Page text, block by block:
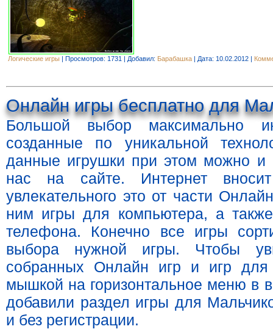
Логические игры | Просмотров: 1731 | Добавил: Барабашка | Дата: 10.02.2012 |
Онлайн игры бесплатно для
Большой выбор максимально
созданные по уникальной
данные игрушки при этом можно и
нас на сайте. Интернет
увлекательного это от части
ним игры для компьютера, а
телефона. Конечно все игры
выбора нужной игры. Чтобы
собранных Онлайн игр и игр для
мышкой на горизонтальное меню в
добавили раздел игры для
и без регистрации.